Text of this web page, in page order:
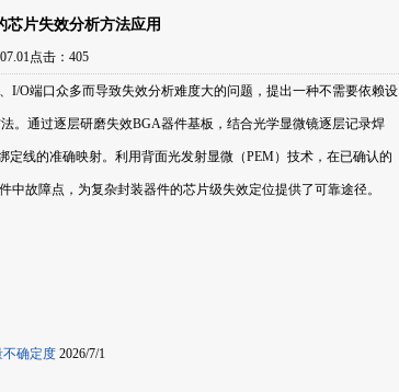
芯片失效分析方法应用
点击： 405
I/O端口众多而导致失效分析难度大的问题，提出一种不需要依赖设
。通过逐层研磨失效BGA器件基板，结合光学显微镜逐层记录焊
线的准确映射。利用背面光发射显微（PEM）技术，在已确认的
故障点，为复杂封装器件的芯片级失效定位提供了可靠途径。
不确定度 2026/7/1